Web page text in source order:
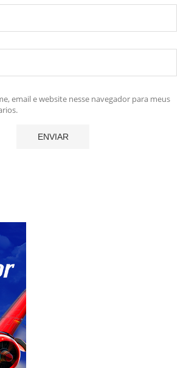
email e website nesse navegador para meus